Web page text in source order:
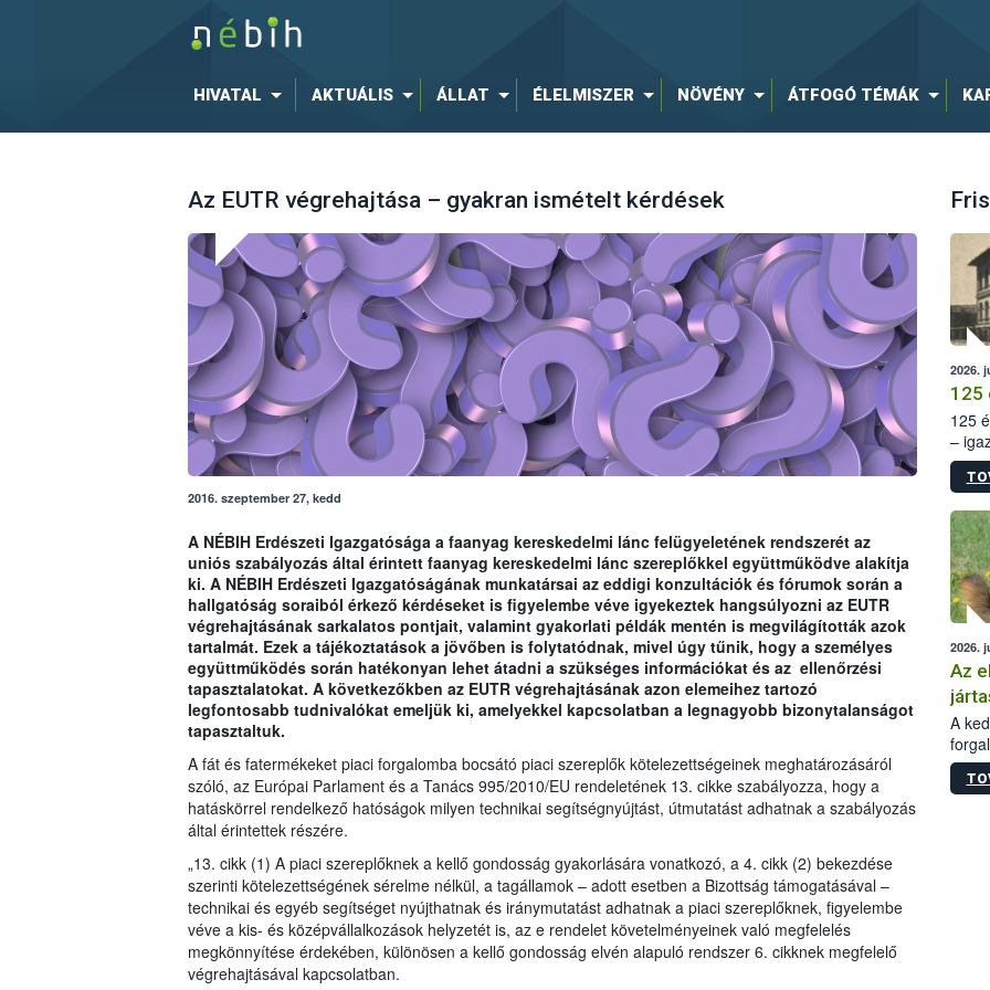
HIVATAL AKTUÁLIS ÁLLAT ÉLELMISZER NÖVÉNY ÁTFOGÓ TÉMÁK
Az EUTR végrehajtása – gyakran ismételt kérdések
2016. szeptember 27, kedd
A NÉBIH Erdészeti Igazgatósága a faanyag kereskedelmi lánc felügyeletének rendszerét az
uniós szabályozás által érintett faanyag kereskedelmi lánc szereplőkkel együttműködve alakítja
ki. A NÉBIH Erdészeti Igazgatóságának munkatársai az eddigi konzultációk és fórumok során a
hallgatóság soraiból érkező kérdéseket is figyelembe véve igyekeztek hangsúlyozni az EUTR
végrehajtásának sarkalatos pontjait, valamint gyakorlati példák mentén is megvilágították azok
tartalmát. Ezek a tájékoztatások a jövőben is folytatódnak, mivel úgy tűnik, hogy a személyes
együttműködés során hatékonyan lehet átadni a szükséges információkat és az ellenőrzési
tapasztalatokat. A következőkben az EUTR végrehajtásának azon elemeihez tartozó
legfontosabb tudnivalókat emeljük ki, amelyekkel kapcsolatban a legnagyobb bizonytalanságot
tapasztaltuk.
A fát és fatermékeket piaci forgalomba bocsátó piaci szereplők kötelezettségeinek meghatározásáról
szóló, az Európai Parlament és a Tanács 995/2010/EU rendeletének 13. cikke szabályozza, hogy a
hatáskörrel rendelkező hatóságok milyen technikai segítségnyújtást, útmutatást adhatnak a szabályozás
által érintettek részére.
„13. cikk (1) A piaci szereplőknek a kellő gondosság gyakorlására vonatkozó, a 4. cikk (2) bekezdése
szerinti kötelezettségének sérelme nélkül, a tagállamok – adott esetben a Bizottság támogatásával –
technikai és egyéb segítséget nyújthatnak és iránymutatást adhatnak a piaci szereplőknek, figyelembe
véve a kis- és középvállalkozások helyzetét is, az e rendelet követelményeinek való megfelelés
megkönnyítése érdekében, különösen a kellő gondosság elvén alapuló rendszer 6. cikknek megfelelő
végrehajtásával kapcsolatban.
2026.
125
125
–
15.
2026.
Az
A